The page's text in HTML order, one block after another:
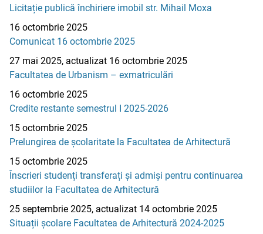
Licitație publică închiriere imobil str. Mihail Moxa
16 octombrie 2025
Comunicat 16 octombrie 2025
27 mai 2025, actualizat 16 octombrie 2025
Facultatea de Urbanism – exmatriculări
16 octombrie 2025
Credite restante semestrul I 2025-2026
15 octombrie 2025
Prelungirea de școlaritate la Facultatea de Arhitectură
15 octombrie 2025
Înscrieri studenți transferați și admiși pentru continuarea
studiilor la Facultatea de Arhitectură
25 septembrie 2025, actualizat 14 octombrie 2025
Situații școlare Facultatea de Arhitectură 2024-2025